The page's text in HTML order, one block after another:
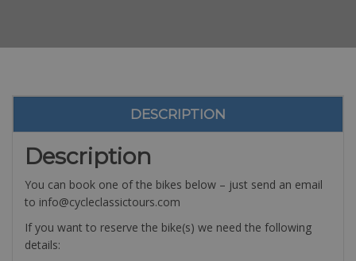
DESCRIPTION
Description
You can book one of the bikes below – just send an email
to info@cycleclassictours.com
If you want to reserve the bike(s) we need the following
details: